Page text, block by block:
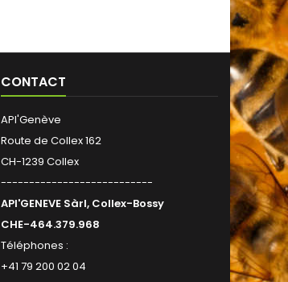
CONTACT
API'Genève
Route de Collex 162
CH-1239 Collex
---------------------------
API'GENEVE Sàrl, Collex-Bossy
CHE-464.379.968
Téléphones :
+41 79 200 02 04